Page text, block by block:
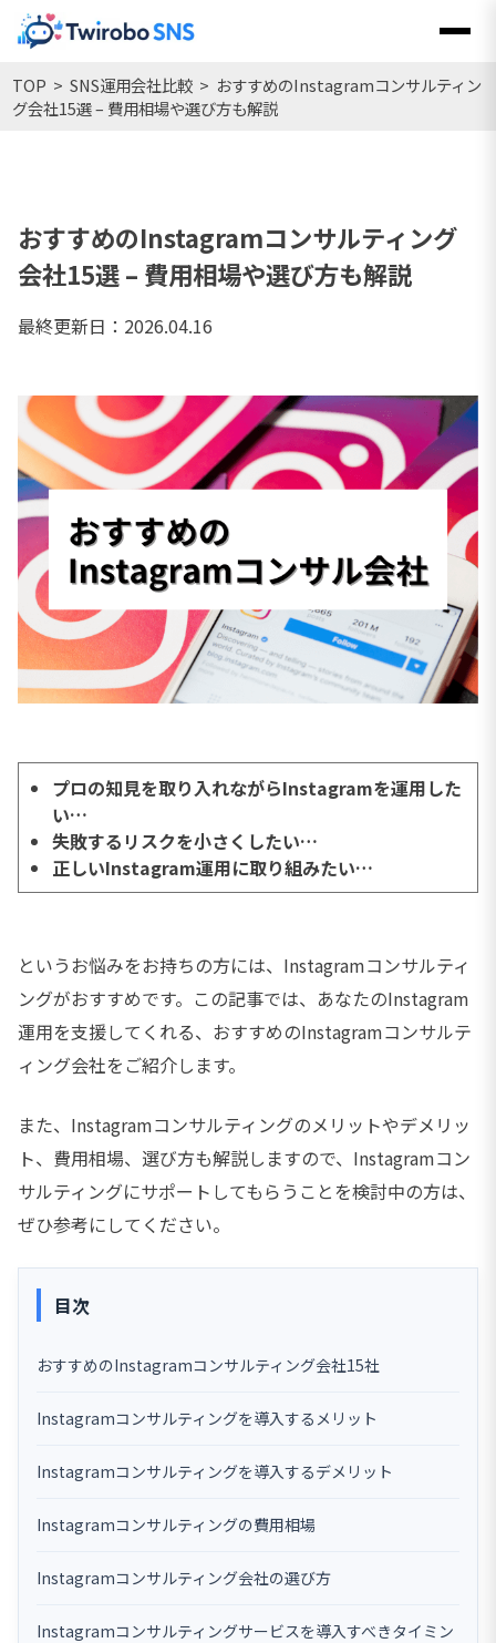
Skip
TOP SNS運用会社比較
おすすめのInstagramコンサルティン
グ会社15選 – 費用相場や選び方も解説
おすすめのInstagramコンサルティング
会社15選 – 費用相場や選び方も解説
最終更新日：2026.04.16
プロの知見を取り入れながらInstagramを運用した
い…
失敗するリスクを小さくしたい…
正しいInstagram運用に取り組みたい…
というお悩みをお持ちの方には、Instagramコンサルティ
ングがおすすめです。この記事では、あなたのInstagram
運用を支援してくれる、おすすめのInstagramコンサルテ
ィング会社をご紹介します。
また、Instagramコンサルティングのメリットやデメリッ
ト、費用相場、選び方も解説しますので、Instagramコン
サルティングにサポートしてもらうことを検討中の方は、
ぜひ参考にしてください。
目次
おすすめのInstagramコンサルティング会社15社
Instagramコンサルティングを導入するメリット
Instagramコンサルティングを導入するデメリット
Instagramコンサルティングの費用相場
Instagramコンサルティング会社の選び方
Instagramコンサルティングサービスを導入すべきタイミン